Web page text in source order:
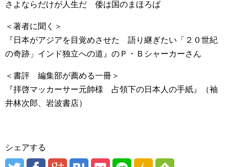
さよならだけが人生だ 倭は国のまほろば
＜著者に聞く＞
『日本がアジアを目覚めさせた 語り継ぎたい「２０世紀
の奇跡」インド独立への道』のＰ・Ｂシャーカーさん
＜書評 編集部が薦める一冊＞
『拝啓マッカーサー元帥様 占領下の日本人の手紙』（袖
井林次郎、岩波書店）
シェアする